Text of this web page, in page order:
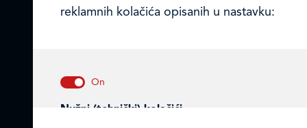
10000 Zagreb, Hrvatska
Matični broj (MB): 4938763
reklamnih kolačića opisanih u nastavku:
Nužni (tehnički) kolačići